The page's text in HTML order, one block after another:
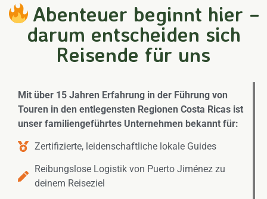
Abenteuer beginnt hier –
darum entscheiden sich
Reisende für uns
Mit über 15 Jahren Erfahrung in der Führung von
Touren in den entlegensten Regionen Costa Ricas ist
unser familiengeführtes Unternehmen bekannt für:
Zertifizierte, leidenschaftliche lokale Guides
Reibungslose Logistik von Puerto Jiménez zu
deinem Reiseziel